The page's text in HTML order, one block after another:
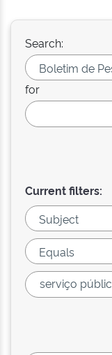
Search:
for
Current filters: